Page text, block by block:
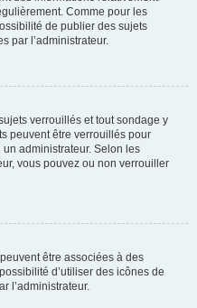
Comme pour les
de publier des sujets
par l’administrateur.
verrouillés et tout sondage y
peuvent être verrouillés pour
administrateur. Selon les
vous pouvez ou non verrouiller
être associées à des
d’utiliser des icônes de
l’administrateur.